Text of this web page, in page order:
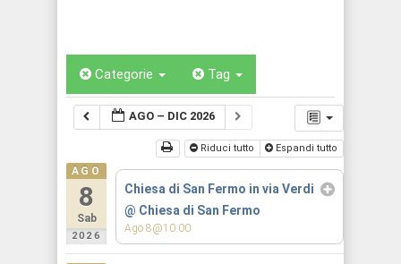
Categorie Tag
AGO – DIC 2026
Riduci tutto Espandi tutto
AGO
8
Sab
2026
Chiesa di San Fermo in via Verdi
@ Chiesa di San Fermo
Ago 8@10:00